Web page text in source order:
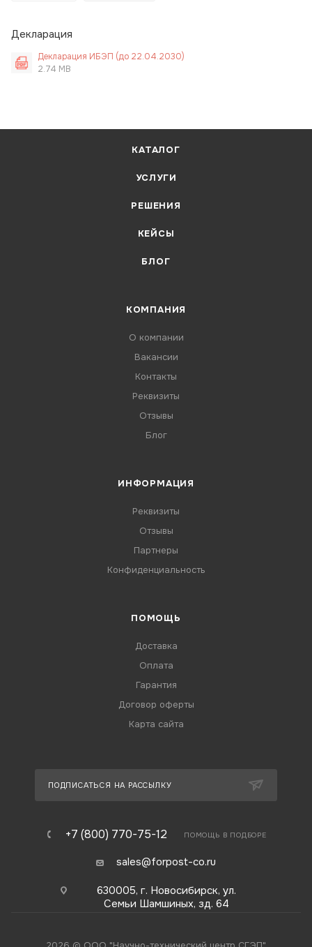
Декларация
Декларация ИБЭП (до 22.04.2030)
2.74 MB
КАТАЛОГ
УСЛУГИ
РЕШЕНИЯ
КЕЙСЫ
БЛОГ
КОМПАНИЯ
О компании
Вакансии
Контакты
Реквизиты
Отзывы
Блог
ИНФОРМАЦИЯ
Реквизиты
Отзывы
Партнеры
Конфиденциальность
ПОМОЩЬ
Доставка
Оплата
Гарантия
Договор оферты
Карта сайта
ПОДПИСАТЬСЯ НА РАССЫЛКУ
+7 (800) 770-75-12 ПОМОЩЬ В ПОДБОРЕ
sales@forpost-co.ru
630005, г. Новосибирск, ул.
Семьи Шамшиных, зд. 64